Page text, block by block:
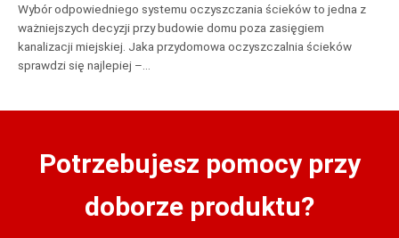
Wybór odpowiedniego systemu oczyszczania ścieków to jedna z
ważniejszych decyzji przy budowie domu poza zasięgiem
kanalizacji miejskiej. Jaka przydomowa oczyszczalnia ścieków
sprawdzi się najlepiej –…
Potrzebujesz pomocy przy
doborze produktu?